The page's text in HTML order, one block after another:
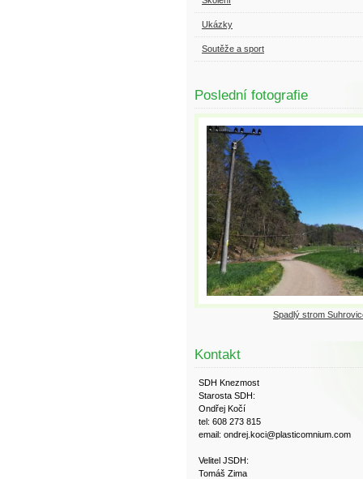
Ukázky
Soutěže a sport
Poslední fotografie
Spadlý strom
Kontakt
SDH Knezmost
Starosta SDH:
Ondřej Kočí
tel: 608 273 815
email: ondrej.koci@plasticomnium.com
Velitel JSDH:
Tomáš Zima